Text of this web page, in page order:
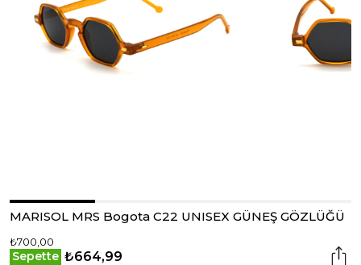
MARISOL MRS Bogota C22 UNISEX GÜNEŞ GÖZLÜĞÜ
₺700,00
Sepette ₺664,99